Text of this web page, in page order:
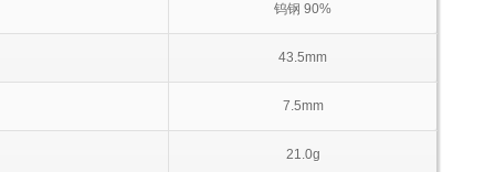
钨钢 90%
43.5mm
7.5mm
21.0g